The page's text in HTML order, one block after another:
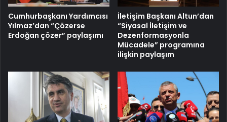
Cumhurbaşkanı Yardımcısı
Yılmaz’dan “Çözerse
Erdoğan çözer” paylaşımı
İletişim Başkanı Altun’dan
“Siyasal İletişim ve
Dezenformasyonla
Mücadele” programına
ilişkin paylaşım